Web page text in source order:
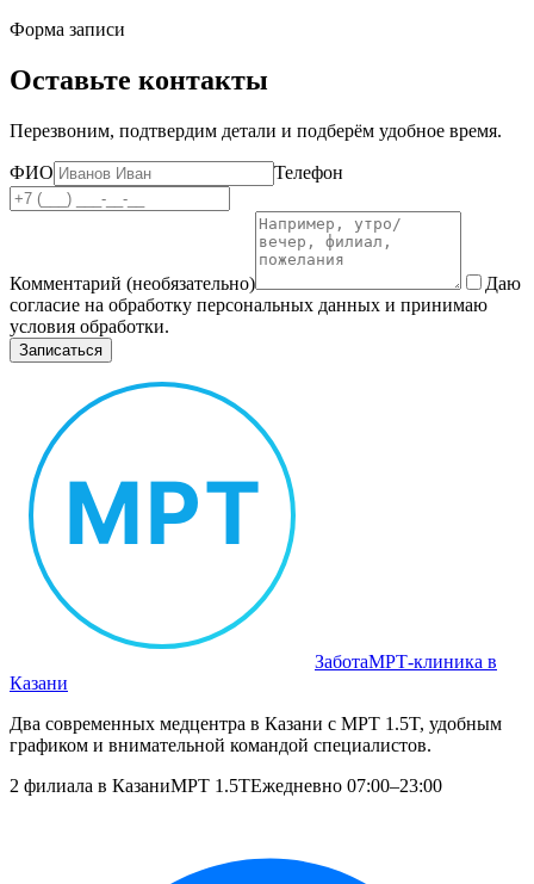
Форма записи
Оставьте контакты
Перезвоним, подтвердим детали и подберём удобное время.
ФИО Телефон
Комментарий (необязательно)
Даю
согласие на обработку персональных данных и принимаю
условия обработки.
Записаться
ЗаботаМРТ‑клиника в
Казани
Два современных медцентра в Казани с МРТ 1.5T, удобным
графиком и внимательной командой специалистов.
2 филиала в КазаниМРТ 1.5TЕжедневно 07:00–23:00